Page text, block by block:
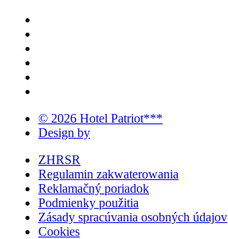
© 2026 Hotel Patriot***
Design by
ZHRSR
Regulamin zakwaterowania
Reklamačný poriadok
Podmienky použitia
Zásady spracúvania osobných údajov
Cookies